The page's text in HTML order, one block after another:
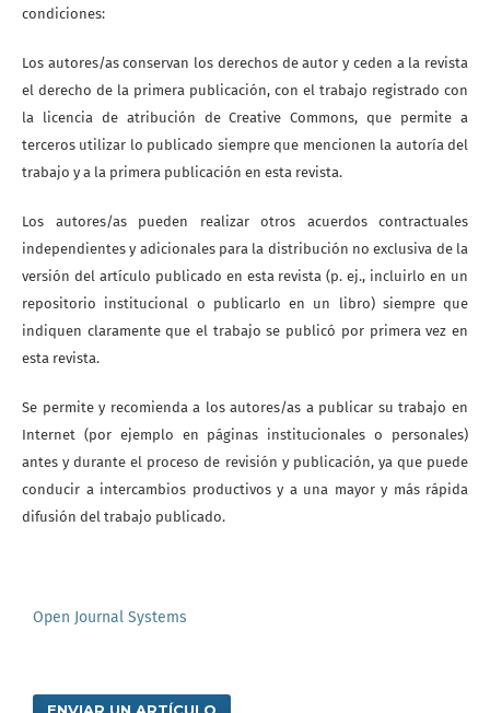
condiciones:
Los autores/as conservan los derechos de autor y ceden a la revista
el derecho de la primera publicación, con el trabajo registrado con
la licencia de atribución de Creative Commons, que permite a
terceros utilizar lo publicado siempre que mencionen la autoría del
trabajo y a la primera publicación en esta revista.
Los autores/as pueden realizar otros acuerdos contractuales
independientes y adicionales para la distribución no exclusiva de la
versión del artículo publicado en esta revista (p. ej., incluirlo en un
repositorio institucional o publicarlo en un libro) siempre que
indiquen claramente que el trabajo se publicó por primera vez en
esta revista.
Se permite y recomienda a los autores/as a publicar su trabajo en
Internet (por ejemplo en páginas institucionales o personales)
antes y durante el proceso de revisión y publicación, ya que puede
conducir a intercambios productivos y a una mayor y más rápida
difusión del trabajo publicado.
Open Journal Systems